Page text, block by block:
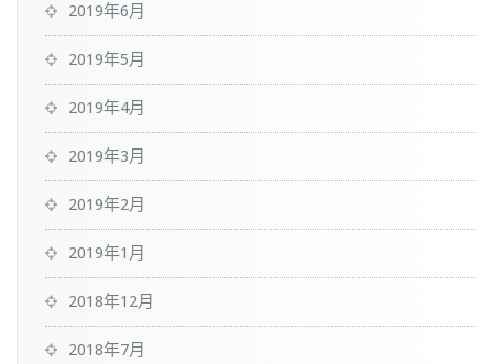
2019年6月
2019年5月
2019年4月
2019年3月
2019年2月
2019年1月
2018年12月
2018年7月